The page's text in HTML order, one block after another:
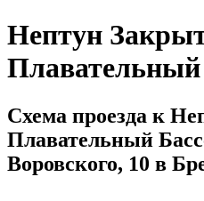
Нептун
Схема проезда к
Плавательный
Воровского, 10 в